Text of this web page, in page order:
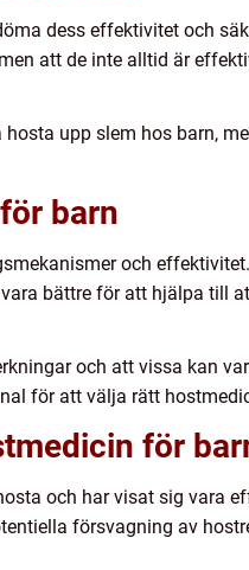
dess effektivitet och
att de inte alltid är
upp slem hos barn,
barn
och
bättre för att hjälpa till
och att vissa kan
för att välja rätt
för
och har visat sig vara
försvagning av